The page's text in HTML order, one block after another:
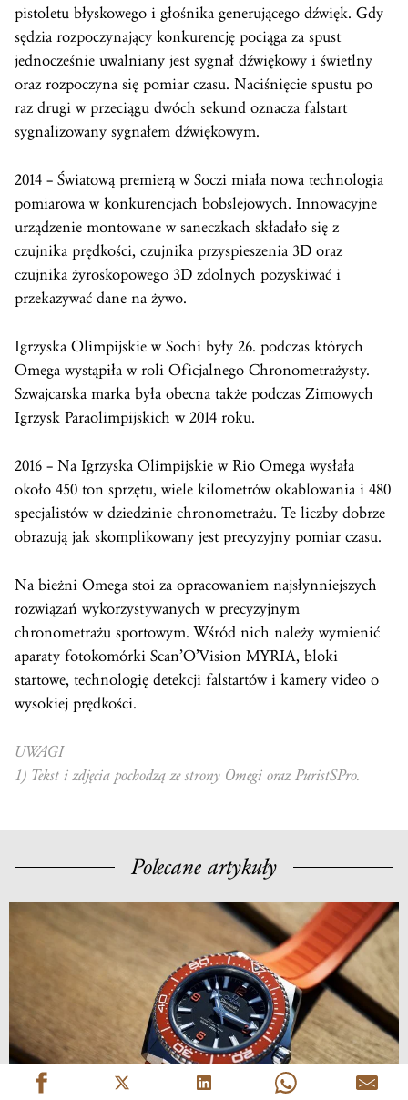
pistoletu błyskowego i głośnika generującego dźwięk. Gdy
sędzia rozpoczynający konkurencję pociąga za spust
jednocześnie uwalniany jest sygnał dźwiękowy i świetlny
oraz rozpoczyna się pomiar czasu. Naciśnięcie spustu po
raz drugi w przeciągu dwóch sekund oznacza falstart
sygnalizowany sygnałem dźwiękowym.
2014 – Światową premierą w Soczi miała nowa technologia
pomiarowa w konkurencjach bobslejowych. Innowacyjne
urządzenie montowane w saneczkach składało się z
czujnika prędkości, czujnika przyspieszenia 3D oraz
czujnika żyroskopowego 3D zdolnych pozyskiwać i
przekazywać dane na żywo.
Igrzyska Olimpijskie w Sochi były 26. podczas których
Omega wystąpiła w roli Oficjalnego Chronometrażysty.
Szwajcarska marka była obecna także podczas Zimowych
Igrzysk Paraolimpijskich w 2014 roku.
2016 – Na Igrzyska Olimpijskie w Rio Omega wysłała
około 450 ton sprzętu, wiele kilometrów okablowania i 480
specjalistów w dziedzinie chronometrażu. Te liczby dobrze
obrazują jak skomplikowany jest precyzyjny pomiar czasu.
Na bieżni Omega stoi za opracowaniem najsłynniejszych
rozwiązań wykorzystywanych w precyzyjnym
chronometrażu sportowym. Wśród nich należy wymienić
aparaty fotokomórki Scan’O’Vision MYRIA, bloki
startowe, technologię detekcji falstartów i kamery video o
wysokiej prędkości.
UWAGI
1) Tekst i zdjęcia pochodzą ze strony Omegi oraz PuristSPro.
Polecane artykuły